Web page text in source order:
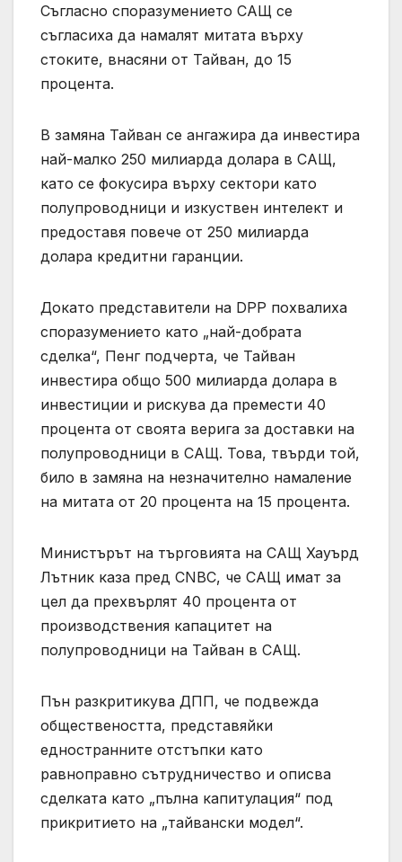
Съгласно споразумението САЩ се
съгласиха да намалят митата върху
стоките, внасяни от Тайван, до 15
процента.
В замяна Тайван се ангажира да инвестира
най-малко 250 милиарда долара в САЩ,
като се фокусира върху сектори като
полупроводници и изкуствен интелект и
предоставя повече от 250 милиарда
долара кредитни гаранции.
Докато представители на DPP похвалиха
споразумението като „най-добрата
сделка“, Пенг подчерта, че Тайван
инвестира общо 500 милиарда долара в
инвестиции и рискува да премести 40
процента от своята верига за доставки на
полупроводници в САЩ. Това, твърди той,
било в замяна на незначително намаление
на митата от 20 процента на 15 процента.
Министърът на търговията на САЩ Хауърд
Лътник каза пред CNBC, че САЩ имат за
цел да прехвърлят 40 процента от
производствения капацитет на
полупроводници на Тайван в САЩ.
Пън разкритикува ДПП, че подвежда
обществеността, представяйки
едностранните отстъпки като
равноправно сътрудничество и описва
сделката като „пълна капитулация“ под
прикритието на „тайвански модел“.